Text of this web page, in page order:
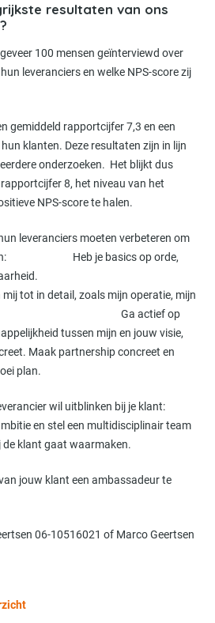
resultaten van ons
100 mensen geïnterviewd over
leveranciers en welke NPS-score zij
gemiddeld rapportcijfer 7,3 en een
klanten. Deze resultaten zijn in lijn
onderzoeken. Het blijkt dus
8, het niveau van het
NPS-score te halen.
leveranciers moeten verbeteren om
Heb je basics op orde,
detail, zoals mijn operatie, mijn
etc.. Ga actief op
tussen mijn en jouw visie,
Maak partnership concreet en
plan.
wil uitblinken bij je klant:
en stel een multidisciplinair team
klant gaat waarmaken.
jouw klant een ambassadeur te
06-10516021 of Marco Geertsen